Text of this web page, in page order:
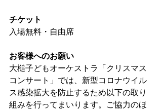
チケット
入場無料・自由席
​お客様へのお願い
大槌子どもオーケストラ「クリスマス
コンサート」では、新型コロナウイル
ス感染拡大を防止するため以下の取り
組みを行ってまいります。ご協力のほ